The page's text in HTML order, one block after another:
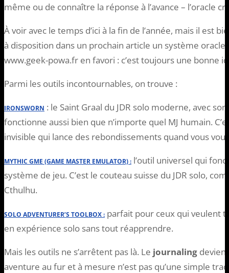
même ou de connaître la réponse à l’avance – l’oracle
À voir avec le temps d’ici à la fin de l’année, mais il est
à disposition dans un prochain article un système
www.geek-powa.fr en favori : c’est toujours une bonne
Parmi les outils incontournables, on trouve :
IRONSWORN : le Saint Graal du JDR solo moderne, avec
fonctionne aussi bien que n’importe quel MJ humain.
invisible qui lance des rebondissements quand vous
MYTHIC GME (GAME MASTER EMULATOR) : l’outil universel qui
système de jeu. C’est le couteau suisse du JDR solo,
Cthulhu.
SOLO ADVENTURER’S TOOLBOX: parfait pour ceux qui veulent
en expérience solo sans tout réapprendre.
Mais les outils ne s’arrêtent pas là. Le journaling
aventure au fur et à mesure n’est pas qu’une simple